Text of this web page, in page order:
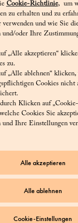
Cookie-Richtlinie, um
zu erhalten und zu
und wie Sie
und/oder Ihre
„Alle akzeptieren“
zu.
„Alle ablehnen“ klicken,
Cookies nicht
Klicken auf
Cookies Sie
und Ihre Einstellungen
Alle akzeptieren
Alle ablehnen
Cookie-Einstellungen
Tablett 16